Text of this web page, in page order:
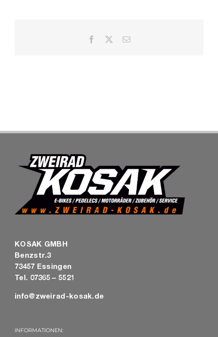
Facebook E-
KOSAK GMBH
Benzstr.3
73457 Essingen
Tel. 07365 – 5521
info@zweirad-kosak.de
INFORMATIONEN: